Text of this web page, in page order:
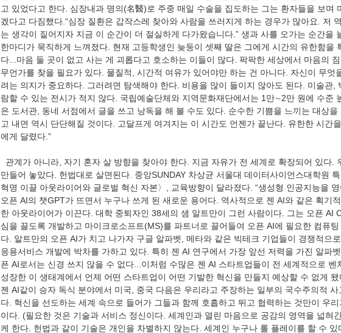
고 있었다고 한다. 심장내과 명의(名醫)로 주중 매일 수술을 집도하는 그는 환자들을 보며
겠다고 다짐했다.“심장 질환은 갑작스레 찾아와 사람을 쓰러지게 하는 경우가 많아요. 저
는 생각이 짙어지자 지금 이 순간이 더 절실하게 다가왔습니다.” 생과 사를 오가는 순간을
한마디가 묵직하게 느껴졌다. 현재 고등학생인 늦둥이 셋째 딸은 그에게 시간의 유한함을
다...마음 둘 곳이 없고 사는 게 괴롭다고 호소하는 이들이 많다. 팍팍한 세상에서 마음의
무언가를 찾을 필요가 있다. 물질적, 시간적 여유가 있어야만 하는 건 아니다. 자신이 무엇
려는 의지가 중요하다. 그러려면 탐색해야 한다. 비용을 많이 들이지 않아도 된다. 미술관,
람할 수 있는 전시가 적지 않다. 국립예술단체와 지역문화재단에서는 1만∼2만 원에 수준
은 도서관, 동네 서점에서 글을 쓰고 낭독을 해 볼 수도 있다. 순수한 기쁨을 느끼는 대상
고 내면 역시 단단해질 것이다. 고달프게 여겨지는 이 시간도 언젠가 끝난다. 유한한 시간
에게 달렸다.”
만들어 놓았다. 헌법대로 살면된다. 중앙SUNDAY 차상균 서울대 데이터사이언스대학원 특
혁명 이끌 아웃라이어와 글로벌 혁신 자본〉, 교육방향이 달라졌다. “생성형 인공지능을 영
오픈 AI의 챗GPT가 뜨면서 누구나 쓰게 된 새로운 용어다. 역사적으로 젠 AI와 같은 획기
한 아웃라이어가 이끈다. 대학 중퇴자인 38세의 샘 알트만이 그런 사람이다. 그는 오픈 AI
심을 끌도록 개발하고 마이크로소프트(MS)를 파트너로 끌어들여 오픈 AI에 필요한 컴퓨
다. 알트만의 오픈 AI가 치고 나가자 구글 알파벳, 메타와 같은 빅테크 기업들이 경쟁적으
응용서비스 개발에 박차를 가하고 있다. 특히 젠 AI 연구에서 가장 앞선 저력을 가진 알파
픈 AI로서는 신경 쓰지 않을 수 없다...이처럼 수많은 젠 AI 스타트업들이 전 세계적으로 벤
성장한 이 생태계에서 언제 어떤 스타트업이 어떤 기발한 혁신을 만들지 예상할 수 없게 됐
젠 AI같이 승자 독식 분야에서 미국, 중국 다음은 우리라고 주장하는 일부의 국수주의적
다. 혁신을 선도하는 세계 속으로 들어가 그들과 함께 호흡하고 뛰고 협력하는 것만이 우
이다. (필요한 것은 기술과 서비스 정신이다. 세계인과 열린 마음으로 공감의 영역을 넓혀
케 한다. 헌법과 같이 기술은 개인을 차별하지 않는다. 세계인 누구나 롤 플레이를 할 수